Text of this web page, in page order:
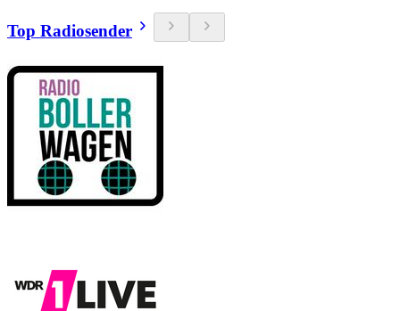
Top Radiosender